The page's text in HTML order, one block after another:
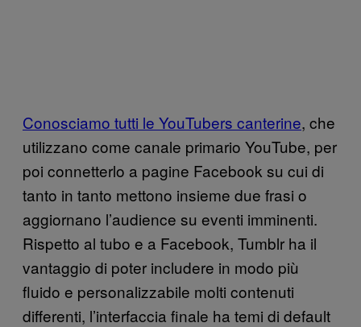
Conosciamo tutti le YouTubers canterine, che
utilizzano come canale primario YouTube, per
poi connetterlo a pagine Facebook su cui di
tanto in tanto mettono insieme due frasi o
aggiornano l’audience su eventi imminenti.
Rispetto al tubo e a Facebook, Tumblr ha il
vantaggio di poter includere in modo più
fluido e personalizzabile molti contenuti
differenti, l’interfaccia finale ha temi di default